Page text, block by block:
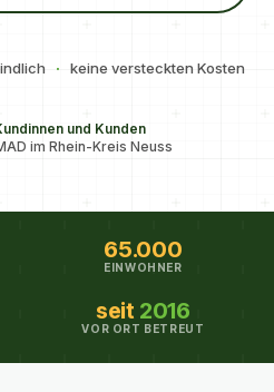
· keine versteckten Kosten
und Kunden
im Rhein-Kreis Neuss
65.000
EINWOHNER
seit 2016
VOR ORT BETREUT